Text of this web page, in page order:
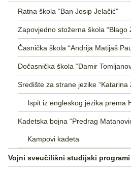
Ratna škola “Ban Josip Jelačić”
Zapovjedno stožerna škola “Blago
Časnička škola “Andrija Matijaš
Dočasnička škola “Damir
Središte za strane jezike “Katarina
Ispit iz engleskog jezika prema
Kadetska bojna “Predrag
Kampovi kadeta
Vojni sveučilišni studijski programi